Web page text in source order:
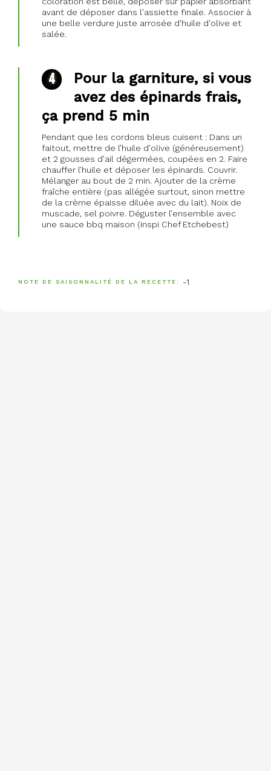
avant de déposer dans l'assiette finale. Associer à
une belle verdure juste arrosée d'huile d'olive et
salée.
Pour la garniture, si vous
avez des épinards frais,
ça prend 5 min
Pendant que les cordons bleus cuisent : Dans un
faitout, mettre de l’huile d’olive (généreusement)
et 2 gousses d’ail dégermées, coupées en 2. Faire
chauffer l’huile et déposer les épinards. Couvrir.
Mélanger au bout de 2 min. Ajouter de la crème
fraîche entière (pas allégée surtout, sinon mettre
de la crème épaisse diluée avec du lait). Noix de
muscade, sel poivre. Déguster l’ensemble avec
une sauce bbq maison (inspi Chef Etchebest)
NOTE DE SAISONNALITÉ DE LA RECETTE -1